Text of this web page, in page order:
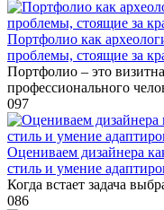
Портфолио как
проблемы, стоящие за
Портфолио – это
профессионального
097
Оцениваем дизайнера
стиль и умение
Когда встает задача
086